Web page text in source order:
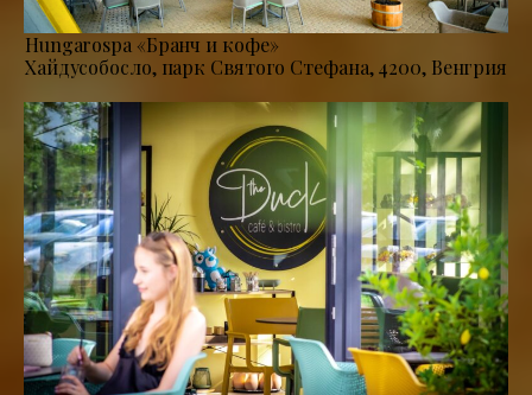
Hungarospa «Бранч и кофе»
Хайдусобосло, парк Святого Стефана, 4200, Венгрия